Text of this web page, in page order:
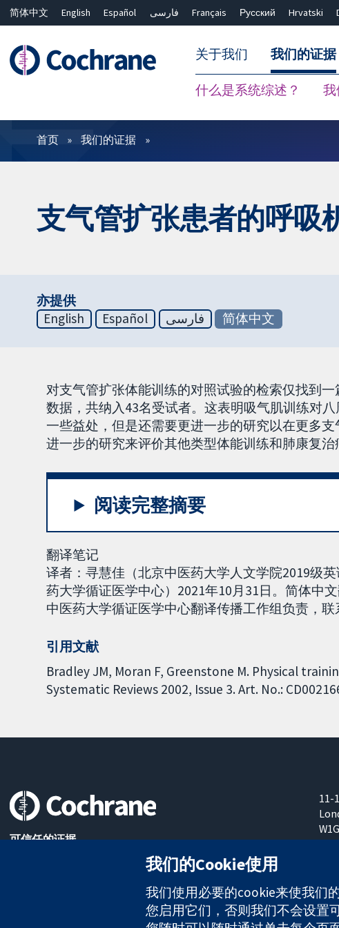
简体中文 English Español فارسی Français Русский Hrvatski
关于我们 我们的证据
什么是系统综述？
过滤
首页 我们的证据
支气管扩张患者的呼吸
亦提供
English
Español فارسی 简体中文
对支气管扩张体能训练的对照试验的检索仅找到
数据，共纳入43名受试者。这表明吸气肌训练对
一些益处，但是还需要更进一步的研究以在更多
进一步的研究来评价其他类型体能训练和肺康复治
阅读完整摘要
翻译笔记
译者：寻慧佳（北京中医药大学人文学院2019级
药大学循证医学中心）2021年10月31日。简体中
中医药大学循证医学中心翻译传播工作组负责，联
引用文献
Bradley JM, Moran F, Greenstone M. Physical
Systematic Reviews 2002, Issue 3. Art. No.:
可信任的证据
11-
我们的Cookie使用
我们使用必要的cookie来使我们
您启用它们，否则我们不会设置